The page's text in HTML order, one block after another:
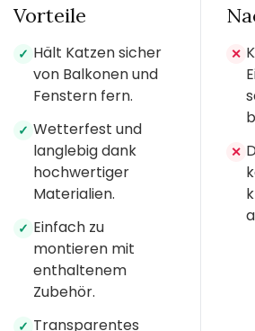
Vorteile
✓ Hält Katzen sicher
von Balkonen und
Fenstern fern.
✓ Wetterfest und
langlebig dank
hochwertiger
Materialien.
✓ Einfach zu
montieren mit
enthaltenem
Zubehör.
✓ Transparentes
✕
✕